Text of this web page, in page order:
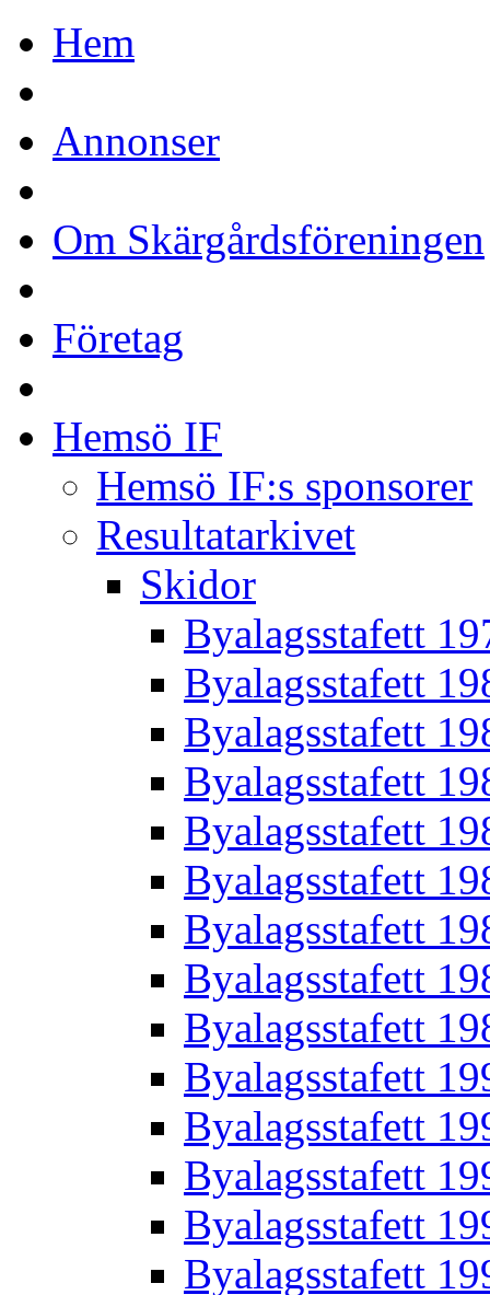
Hem
Annonser
Om Skärgårdsföreningen
Företag
Hemsö IF
Hemsö IF:s sponsorer
Resultatarkivet
Skidor
Byalagsstafett
Byalagsstafett
Byalagsstafett
Byalagsstafett
Byalagsstafett
Byalagsstafett
Byalagsstafett
Byalagsstafett
Byalagsstafett
Byalagsstafett
Byalagsstafett
Byalagsstafett
Byalagsstafett
Byalagsstafett